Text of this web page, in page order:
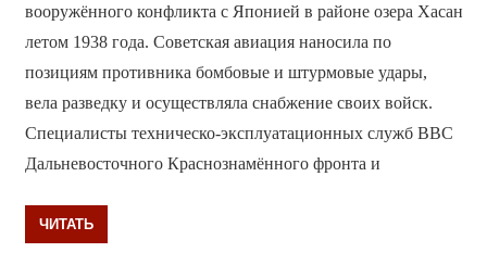
вооружённого конфликта с Японией в районе озера Хасан
летом 1938 года. Советская авиация наносила по
позициям противника бомбовые и штурмовые удары,
вела разведку и осуществляла снабжение своих войск.
Специалисты техническо-эксплуатационных служб ВВС
Дальневосточного Краснознамённого фронта и
ЧИТАТЬ